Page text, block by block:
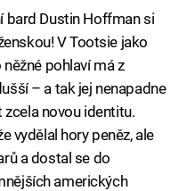
bard Dustin Hoffman si
V Tootsie jako
pohlaví má z
– a tak jej nenapadne
zcela novou identitu.
vydělal hory peněz, ale
a dostal se do
amerických